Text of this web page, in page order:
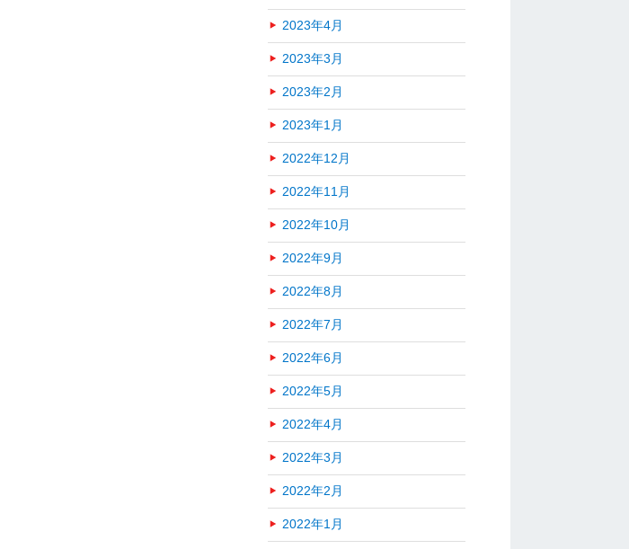
2023年4月
2023年3月
2023年2月
2023年1月
2022年12月
2022年11月
2022年10月
2022年9月
2022年8月
2022年7月
2022年6月
2022年5月
2022年4月
2022年3月
2022年2月
2022年1月